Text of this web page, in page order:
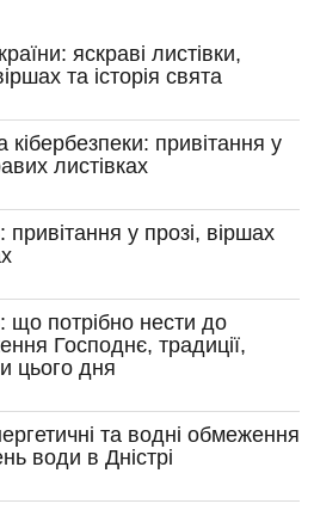
яскраві листівки,
та історія свята
кібербезпеки: привітання у
листівках
у прозі, віршах
потрібно нести до
Господнє, традиції,
цього дня
та водні обмеження
води в Дністрі